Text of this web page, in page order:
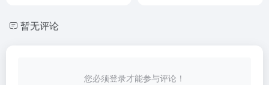
暂无评论
您必须登录才能参与评论！